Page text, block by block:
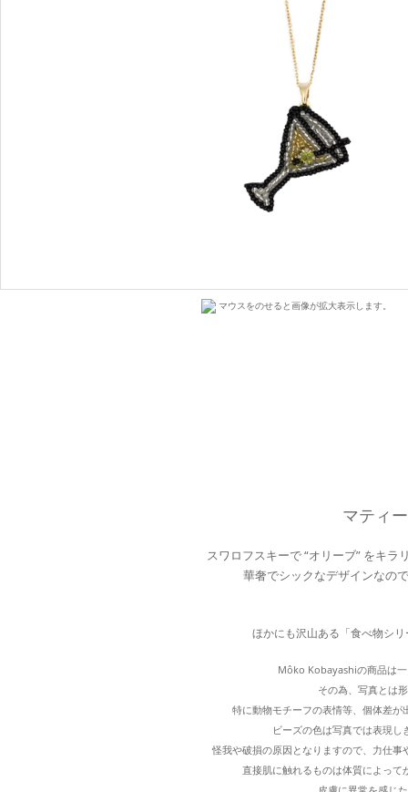
マウスをのせると画像が拡大表示します。
マティ
スワロフスキーで “オリーブ” をキ
華奢でシックなデザインなの
ほかにも沢山ある「食べ物シ
Môko Kobayashiの商品は
その為、写真とは
特に動物モチーフの表情等、個体差
ビーズの色は写真では表現
怪我や破損の原因となりますので、力仕
直接肌に触れるものは体質によっ